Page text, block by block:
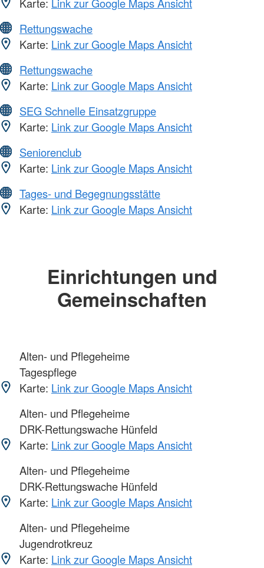
Rettungswache
Karte: Link zur Google Maps Ansicht
Rettungswache
Karte: Link zur Google Maps Ansicht
SEG Schnelle Einsatzgruppe
Karte: Link zur Google Maps Ansicht
Seniorenclub
Karte: Link zur Google Maps Ansicht
Tages- und Begegnungsstätte
Karte: Link zur Google Maps Ansicht
Einrichtungen und
Gemeinschaften
Alten- und Pflegeheime
Tagespflege
Karte: Link zur Google Maps Ansicht
Alten- und Pflegeheime
DRK-Rettungswache Hünfeld
Karte: Link zur Google Maps Ansicht
Alten- und Pflegeheime
DRK-Rettungswache Hünfeld
Karte: Link zur Google Maps Ansicht
Alten- und Pflegeheime
Jugendrotkreuz
Karte: Link zur Google Maps Ansicht